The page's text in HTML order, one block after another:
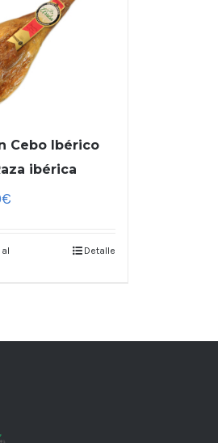
Cebo Ibérico
ibérica
€
Detalle